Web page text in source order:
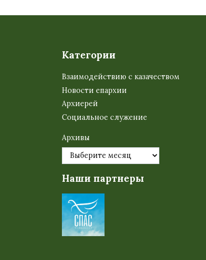
Категории
Взаимодействию с казачеством
Новости епархии
Архиерей
Социальное служение
Архивы
Наши партнеры